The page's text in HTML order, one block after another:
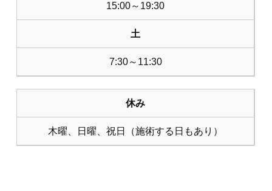
15:00～19:30
土
7:30～11:30
休み
木曜、日曜、祝日（施術する日もあり）